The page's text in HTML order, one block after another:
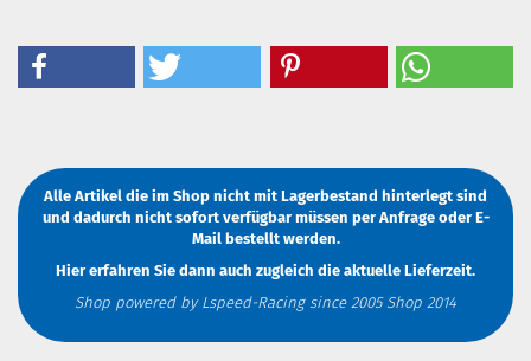
Alle Artikel die im Shop nicht mit Lagerbestand hinterlegt sind
und dadurch nicht sofort verfügbar müssen per AnfrageoderE-
Mailbestellt werden.
Hier erfahren Sie dann auch zugleich die aktuelle Lieferzeit.
Shop powered by Lspeed-Racing since 2005 Shop 2014